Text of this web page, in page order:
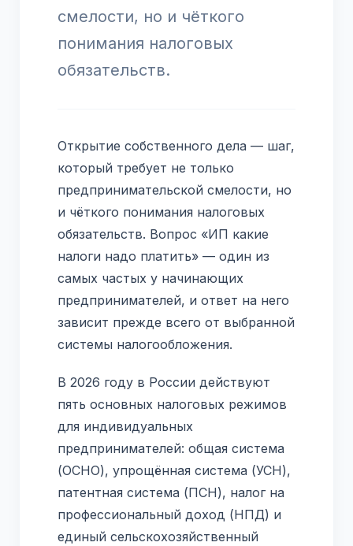
смелости, но и чёткого
понимания налоговых
обязательств.
Открытие собственного дела — шаг,
который требует не только
предпринимательской смелости, но
и чёткого понимания налоговых
обязательств. Вопрос «ИП какие
налоги надо платить» — один из
самых частых у начинающих
предпринимателей, и ответ на него
зависит прежде всего от выбранной
системы налогообложения.
В 2026 году в России действуют
пять основных налоговых режимов
для индивидуальных
предпринимателей: общая система
(ОСНО), упрощённая система (УСН),
патентная система (ПСН), налог на
профессиональный доход (НПД) и
единый сельскохозяйственный